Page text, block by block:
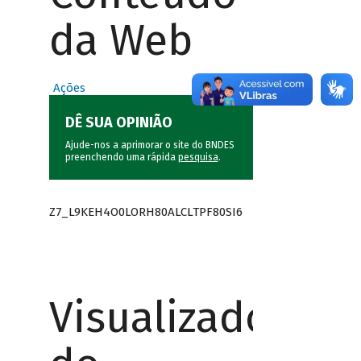
da Web
Ações
DÊ SUA OPINIÃO
Ajude-nos a aprimorar o site do BNDES
preenchendo uma rápida pesquisa.
Z7_L9KEH4O0LORH80ALCLTPF80SI6
Visualizador